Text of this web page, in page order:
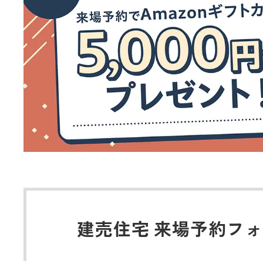
建売住宅 来場予約フ